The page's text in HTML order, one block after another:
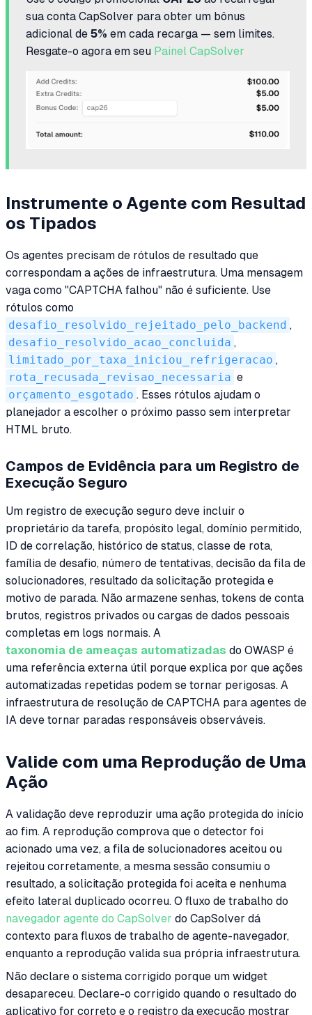
sua conta CapSolver para obter um bônus
adicional de 5% em cada recarga — sem limites.
Resgate-o agora em seu Painel CapSolver
Instrumente o Agente com Resultad
os Tipados
Os agentes precisam de rótulos de resultado que
correspondam a ações de infraestrutura. Uma mensagem
vaga como "CAPTCHA falhou" não é suficiente. Use
rótulos como
desafio_resolvido_rejeitado_pelo_backend ,
desafio_resolvido_acao_concluida ,
limitado_por_taxa_iniciou_refrigeracao ,
rota_recusada_revisao_necessaria e
orçamento_esgotado . Esses rótulos ajudam o
planejador a escolher o próximo passo sem interpretar
HTML bruto.
Campos de Evidência para um Registro de
Execução Seguro
Um registro de execução seguro deve incluir o
proprietário da tarefa, propósito legal, domínio permitido,
ID de correlação, histórico de status, classe de rota,
família de desafio, número de tentativas, decisão da fila de
solucionadores, resultado da solicitação protegida e
motivo de parada. Não armazene senhas, tokens de conta
brutos, registros privados ou cargas de dados pessoais
completas em logs normais. A
taxonomia de ameaças automatizadas do OWASP é
uma referência externa útil porque explica por que ações
automatizadas repetidas podem se tornar perigosas. A
infraestrutura de resolução de CAPTCHA para agentes de
IA deve tornar paradas responsáveis observáveis.
Valide com uma Reprodução de Uma
Ação
A validação deve reproduzir uma ação protegida do início
ao fim. A reprodução comprova que o detector foi
acionado uma vez, a fila de solucionadores aceitou ou
rejeitou corretamente, a mesma sessão consumiu o
resultado, a solicitação protegida foi aceita e nenhuma
efeito lateral duplicado ocorreu. O fluxo de trabalho do
navegador agente do CapSolver do CapSolver dá
contexto para fluxos de trabalho de agente-navegador,
enquanto a reprodução valida sua própria infraestrutura.
Não declare o sistema corrigido porque um widget
desapareceu. Declare-o corrigido quando o resultado do
aplicativo for correto e o registro da execução mostrar